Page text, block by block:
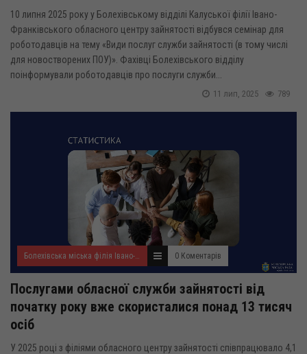
10 липня 2025 року у Болехівському відділі Калуської філії Івано-
Франківського обласного центру зайнятості відбувся семінар для
роботодавців на тему «Види послуг служби зайнятості (в тому числі
для новостворених ПОУ)». Фахівці Болехівського відділу
поінформували роботодавців про послуги служби...
789
11 лип, 2025
0 Коментарів
Послугами обласної служби зайнятості від
початку року вже скористалися понад 13 тисяч
осіб
У 2025 році з філіями обласного центру зайнятості співпрацювало 4,1